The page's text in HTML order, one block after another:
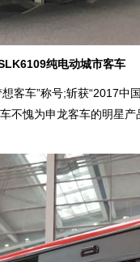
纯电动城市客车
车”称号;斩获“2017
愧为申龙客车的明星